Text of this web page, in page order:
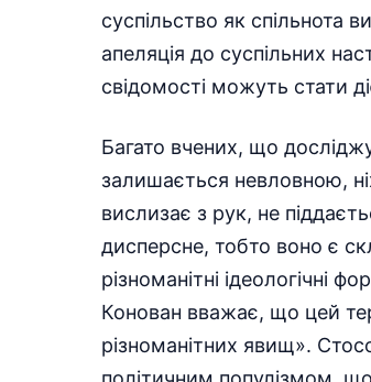
суспільство як спільнота
апеляція до суспільних
свідомості можуть стати
Багато вчених, що
залишається невловною,
вислизає з рук, не
дисперсне, тобто воно є
різноманітні ідеологічні
Конован вважає, що цей
різноманітних явищ».